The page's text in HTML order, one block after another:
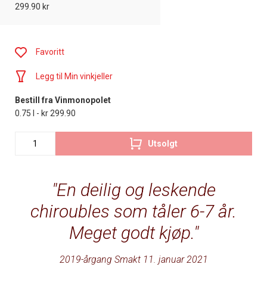
299.90 kr
En deilig og leskende
chiroubles som tåler 6-7 år.
Meget godt kjøp.
2019-årgang Smakt 11. januar 2021
Favoritt
Legg til Min vinkjeller
Bestill fra Vinmonopolet
0.75 l - kr 299.90
Utsolgt